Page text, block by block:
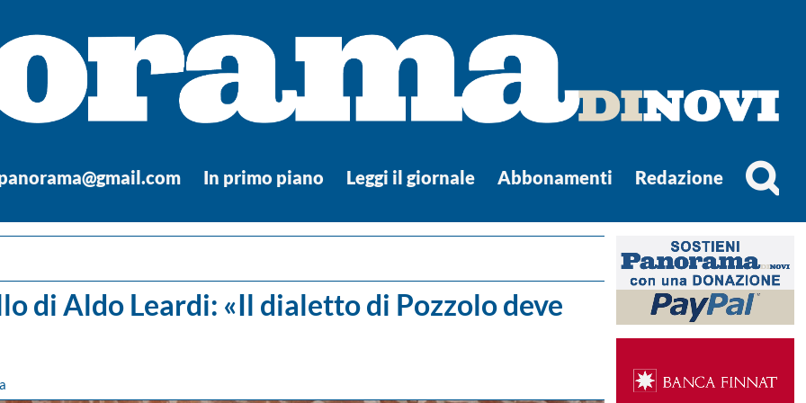
In primo piano Leggi il giornale Abbonamenti Redazione
di Aldo Leardi: «Il dialetto di Pozzolo deve